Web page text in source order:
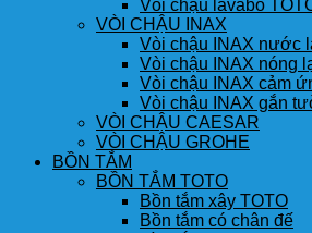
Vòi chậu lavabo
VÒI CHẬU INAX
Vòi chậu INAX nước
Vòi chậu INAX nóng
Vòi chậu INAX cảm
Vòi chậu INAX gắn
VÒI CHẬU CAESAR
VÒI CHẬU GROHE
BỒN TẮM
BỒN TẮM TOTO
Bồn tắm xây TOTO
Bồn tắm có chân đế